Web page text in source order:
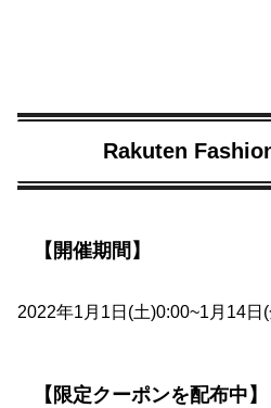
Rakuten
【開催期間】
2022年1月1日(土)0:00~1月14日
【限定クーポンを配布中】